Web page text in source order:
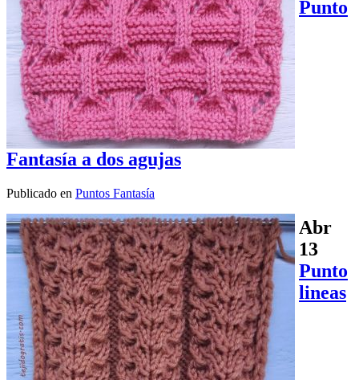
Punto
Fantasía a dos agujas
Publicado en Puntos Fantasía
Abr
13
Punto
lineas